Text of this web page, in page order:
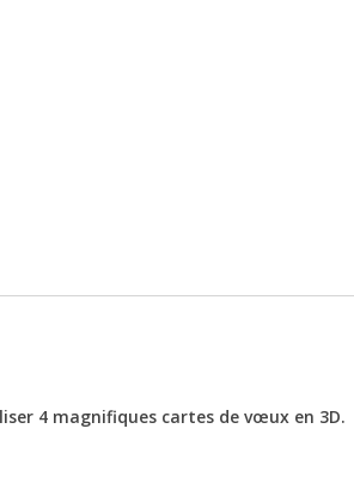
4 magnifiques cartes de vœux en 3D.